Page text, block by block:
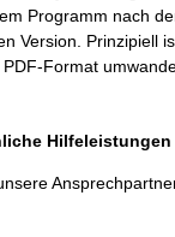
Programm nach
Version. Prinzipiell
Format